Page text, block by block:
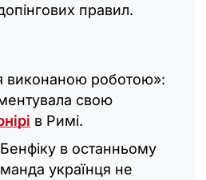
правил.
роботою»:
свою
в Римі.
Бенфіку в останньому
українця не